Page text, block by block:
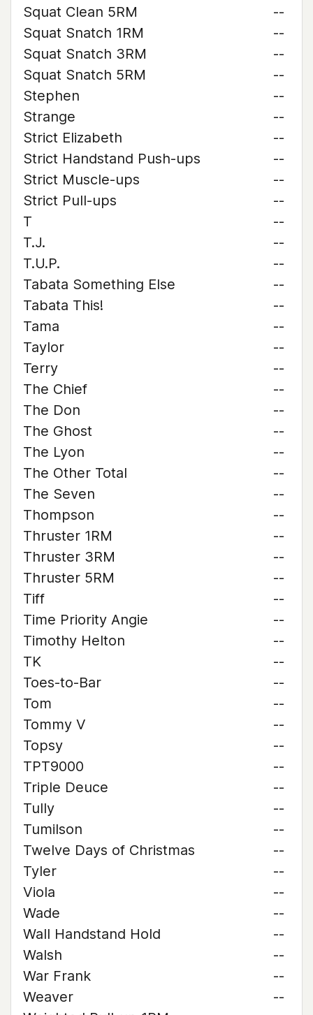
Squat Clean 5RM
--
Squat Snatch 1RM
--
Squat Snatch 3RM
--
Squat Snatch 5RM
--
Stephen
--
Strange
--
Strict Elizabeth
--
Strict Handstand Push-ups
--
Strict Muscle-ups
--
Strict Pull-ups
--
T
--
T.J.
--
T.U.P.
--
Tabata Something Else
--
Tabata This!
--
Tama
--
Taylor
--
Terry
--
The Chief
--
The Don
--
The Ghost
--
The Lyon
--
The Other Total
--
The Seven
--
Thompson
--
Thruster 1RM
--
Thruster 3RM
--
Thruster 5RM
--
Tiff
--
Time Priority Angie
--
Timothy Helton
--
TK
--
Toes-to-Bar
--
Tom
--
Tommy V
--
Topsy
--
TPT9000
--
Triple Deuce
--
Tully
--
Tumilson
--
Twelve Days of Christmas
--
Tyler
--
Viola
--
Wade
--
Wall Handstand Hold
--
Walsh
--
War Frank
--
Weaver
--